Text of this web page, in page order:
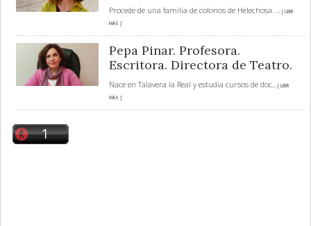
Procede de una familia de colonos de Helechosa. ... [ LEER
MÁS ]
Pepa Pinar. Profesora.
Escritora. Directora de Teatro.
Nace en Talavera la Real y estudia cursos de doc... [ LEER
MÁS ]